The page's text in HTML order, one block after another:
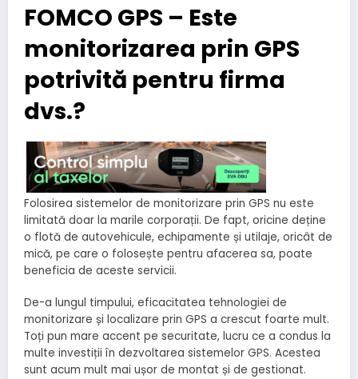
FOMCO GPS – Este
monitorizarea prin GPS
potrivită pentru firma
dvs.?
Folosirea sistemelor de monitorizare prin GPS nu este
limitată doar la marile corporații. De fapt, oricine deține
o flotă de autovehicule, echipamente și utilaje, oricât de
mică, pe care o folosește pentru afacerea sa, poate
beneficia de aceste servicii.
De-a lungul timpului, eficacitatea tehnologiei de
monitorizare și localizare prin GPS a crescut foarte mult.
Toți pun mare accent pe securitate, lucru ce a condus la
multe investiții în dezvoltarea sistemelor GPS. Acestea
sunt acum mult mai ușor de montat și de gestionat.